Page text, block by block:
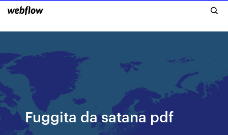
Fuggita da satana pdf